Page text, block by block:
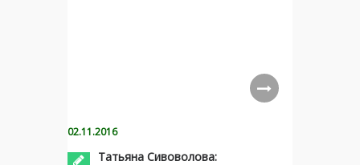
02.11.2016
Татьяна Сивоволова: